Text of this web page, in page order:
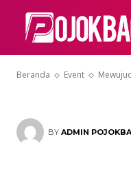
Beranda Event
BY ADMIN